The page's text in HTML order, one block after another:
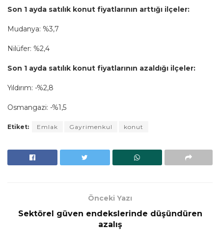
Son 1 ayda satılık konut fiyatlarının arttığı ilçeler:
Mudanya: %3,7
Nilüfer: %2,4
Son 1 ayda satılık konut fiyatlarının azaldığı ilçeler:
Yıldırım: -%2,8
Osmangazi: -%1,5
Etiket: Emlak Gayrimenkul konut
Önceki Yazı
Sektörel güven endekslerinde düşündüren
azalış